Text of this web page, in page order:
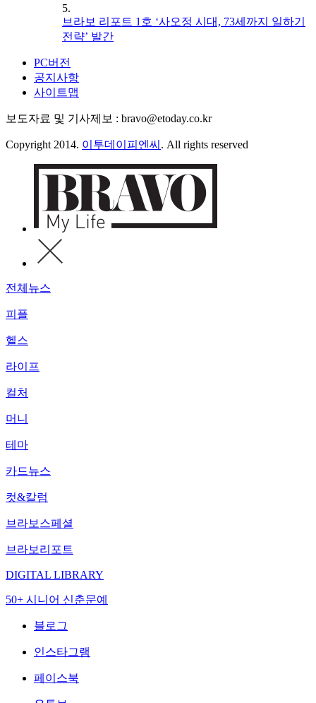
5.
브라보 리포트 1호 ‘사오정 시대, 73세까지 일하기
전략’ 발간
PC버전
공지사항
사이트맵
보도자료 및 기사제보 : bravo@etoday.co.kr
Copyright 2014. 이투데이피엔씨 . All rights reserved
전체뉴스
피플
헬스
라이프
컬처
머니
테마
카드뉴스
컷&칼럼
브라보스페셜
브라보리포트
DIGITAL LIBRARY
50+ 시니어 신춘문예
블로그
인스타그램
페이스북